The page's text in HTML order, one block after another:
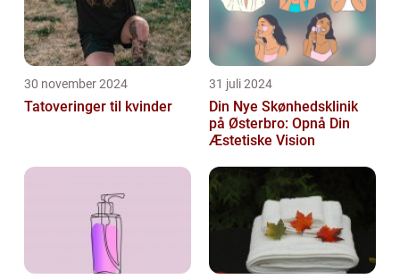
30 november 2024
Tatoveringer til kvinder
31 juli 2024
Din Nye Skønhedsklinik
på Østerbro: Opnå Din
Æstetiske Vision